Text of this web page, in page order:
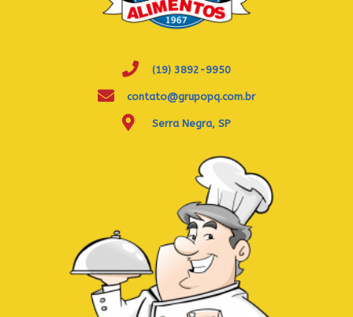
(19) 3892-9950
contato@grupopq.com.br
Serra Negra, SP